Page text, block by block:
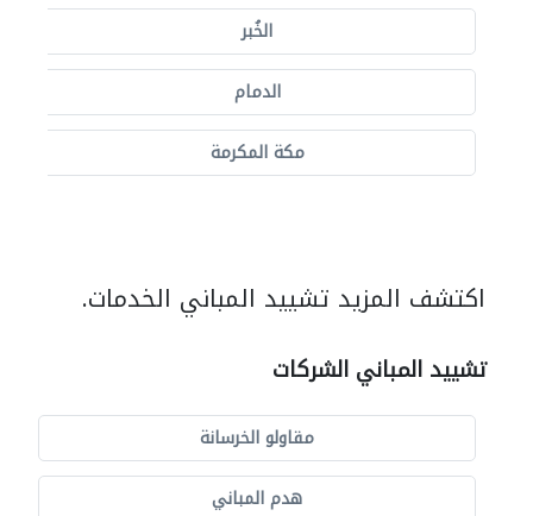
الخُبر
الدمام
مكة المكرمة
اكتشف المزيد تشييد المباني الخدمات.
تشييد المباني الشركات
مقاولو الخرسانة
هدم المباني